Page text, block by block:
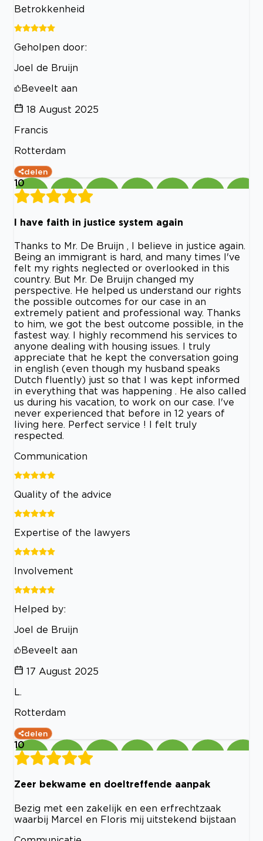
Betrokkenheid
Geholpen door:
Joel de Bruijn
Beveelt aan
18 August 2025
Francis
Rotterdam
delen
10
I have faith in justice system again
Thanks to Mr. De Bruijn , I believe in justice again.
Being an immigrant is hard, and many times I've
felt my rights neglected or overlooked in this
country. But Mr. De Bruijn changed my
perspective. He helped us understand our rights
the possible outcomes for our case in an
extremely patient and professional way. Thanks
to him, we got the best outcome possible, in the
fastest way. I highly recommend his services to
anyone dealing with housing issues. I truly
appreciate that he kept the conversation going
in english (even though my husband speaks
Dutch fluently) just so that I was kept informed
in everything that was happening . He also called
us during his vacation, to work on our case. I've
never experienced that before in 12 years of
living here. Perfect service ! I felt truly
respected.
Communication
Quality of the advice
Expertise of the lawyers
Involvement
Helped by:
Joel de Bruijn
Beveelt aan
17 August 2025
L.
Rotterdam
delen
10
Zeer bekwame en doeltreffende aanpak
Bezig met een zakelijk en een erfrechtzaak
waarbij Marcel en Floris mij uitstekend bijstaan